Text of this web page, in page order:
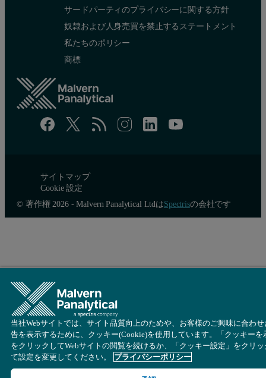
Solving the problem - possibilities
There are several methods for addressing the problem of thermal
Add a standard with known thermal expansion to the
Use parallel beam geometry instead of Bragg-Brentano
Actively correct sample displacement during measurement
The first two options are not satisfactory for studies of
The next method (shown at the right) is the use of parallel beam
サードパーティのプライバシーに関する方針
奴隷および人身売買を禁止するステートメント
私たちのポリシー
商標
サイトマップ
Cookie 設定
© 著作権 2026 - Malvern Panalytical LtdはSpectrisの会社です
当社Webサイトでは、サイト品質向上のためや、お客様のご興味に合わせ
告を表示するために、クッキー(Cookie)を使用しています。「クッキーを
をクリックしてWebサイトの閲覧を続けるか、「クッキー設定」をクリッ
て設定を変更してください。
プライバシーポリシー